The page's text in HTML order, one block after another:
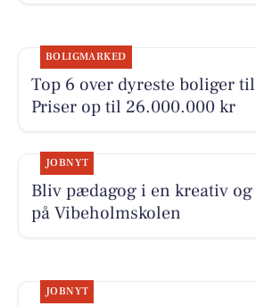
BOLIGMARKED
Top 6 over dyreste boliger
Priser op til 26.000.000 kr
JOBNYT
Bliv pædagog i en kreativ og
på Vibeholmskolen
JOBNYT